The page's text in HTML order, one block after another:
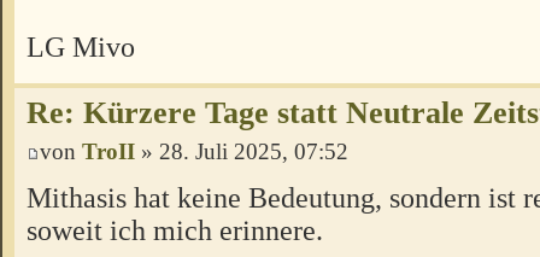
LG Mivo
Re: Kürzere Tage statt Neutrale
von TroII » 28. Juli 2025, 07:52
Mithasis hat keine Bedeutung, sondern ist
soweit ich mich erinnere.